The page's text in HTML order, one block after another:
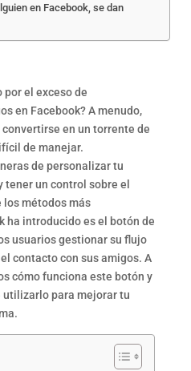
en Facebook, se dan
por el exceso de
en Facebook? A menudo,
en un torrente de
de manejar.
de personalizar tu
tener un control sobre el
los métodos más
ha introducido es el botón de
usuarios gestionar su flujo
contacto con sus amigos. A
cómo funciona este botón y
utilizarlo para mejorar tu